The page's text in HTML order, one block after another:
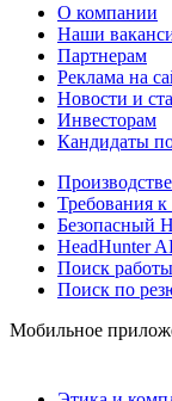
О компании
Наши
Партнерам
Реклама на
Новости и
Инвесторам
Кандидаты
Требования
Безопасный
HeadHunter
Поиск работы
Поиск по
Мобильное